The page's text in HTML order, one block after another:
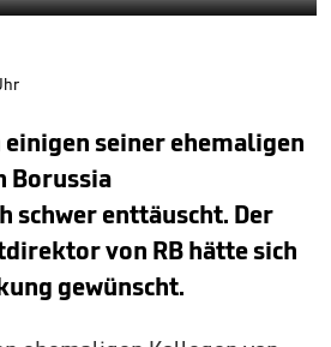
seiner ehemaligen
Borussia
schwer enttäuscht. Der
von RB hätte sich
gewünscht.